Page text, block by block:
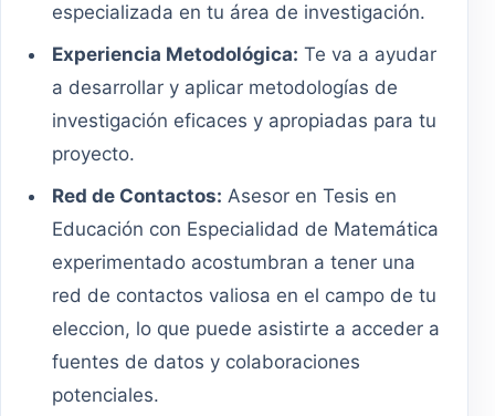
especializada en tu área de investigación.
Experiencia Metodológica: Te va a ayudar
a desarrollar y aplicar metodologías de
investigación eficaces y apropiadas para tu
proyecto.
Red de Contactos: Asesor en Tesis en
Educación con Especialidad de Matemática
experimentado acostumbran a tener una
red de contactos valiosa en el campo de tu
eleccion, lo que puede asistirte a acceder a
fuentes de datos y colaboraciones
potenciales.